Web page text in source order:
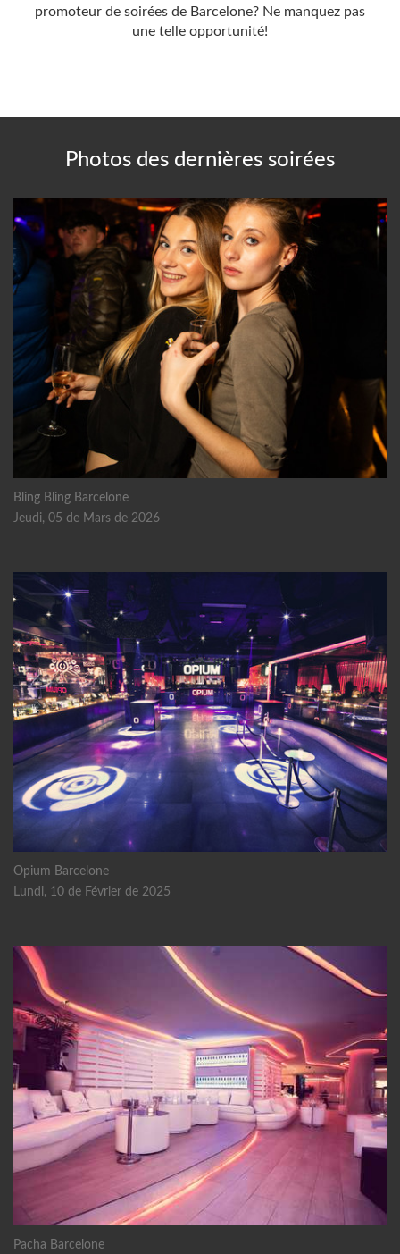
promoteur de soirées de Barcelone? Ne manquez pas
une telle opportunité!
Photos des dernières soirées
Bling Bling Barcelone
Jeudi, 05 de Mars de 2026
Opium Barcelone
Lundi, 10 de Février de 2025
Pacha Barcelone